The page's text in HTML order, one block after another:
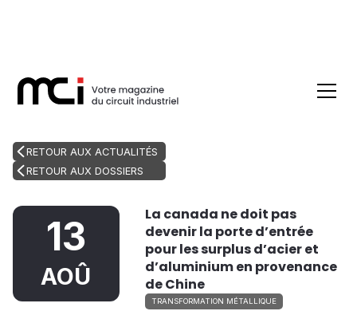
RETOUR AUX ACTUALITÉS
RETOUR AUX DOSSIERS
13
AOÛ
La canada ne doit pas
devenir la porte d’entrée
pour les surplus d’acier et
d’aluminium en provenance
de Chine
TRANSFORMATION MÉTALLIQUE